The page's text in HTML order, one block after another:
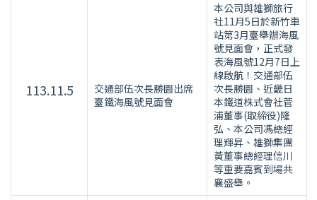
113.11.5
交通部伍次長勝園出席
臺鐵海風號見面會
本公司與雄獅旅行
社11月5日於新竹車
站第3月臺舉辦海風
號見面會，正式發
表海風號12月7日上
線啟航！交通部伍
次長勝園、近畿日
本鐵道株式會社菅
浦董事(取締役)隆
弘、本公司馮總經
理輝昇、雄獅集團
黃董事總經理信川
等重要嘉賓到場共
襄盛舉。